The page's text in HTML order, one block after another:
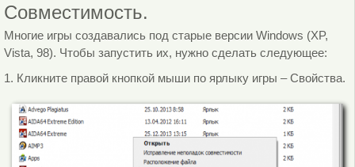
Совместимость.
Многие игры создавались под старые версии Windows (XP,
Vista, 98). Чтобы запустить их, нужно сделать следующее:
1. Кликните правой кнопкой мыши по ярлыку игры – Свойства.